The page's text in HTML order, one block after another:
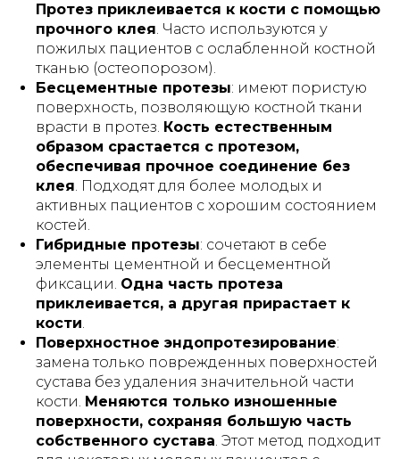
Протез приклеивается к кости с помощью
прочного клея. Часто используются у
пожилых пациентов с ослабленной костной
тканью (остеопорозом).
Бесцементные протезы: имеют пористую
поверхность, позволяющую костной ткани
врасти в протез. Кость естественным
образом срастается с протезом,
обеспечивая прочное соединение без
клея. Подходят для более молодых и
активных пациентов с хорошим состоянием
костей.
Гибридные протезы: сочетают в себе
элементы цементной и бесцементной
фиксации. Одна часть протеза
приклеивается, а другая прирастает к
кости.
Поверхностное эндопротезирование:
замена только поврежденных поверхностей
сустава без удаления значительной части
кости. Меняются только изношенные
поверхности, сохраняя большую часть
собственного сустава. Этот метод подходит